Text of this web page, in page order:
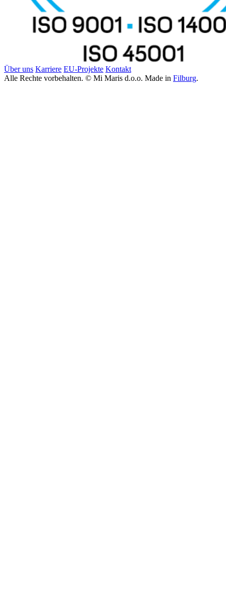
Über uns Karriere EU-Projekte Kontakt
Alle Rechte vorbehalten. © Mi Maris d.o.o. Made in Filburg.